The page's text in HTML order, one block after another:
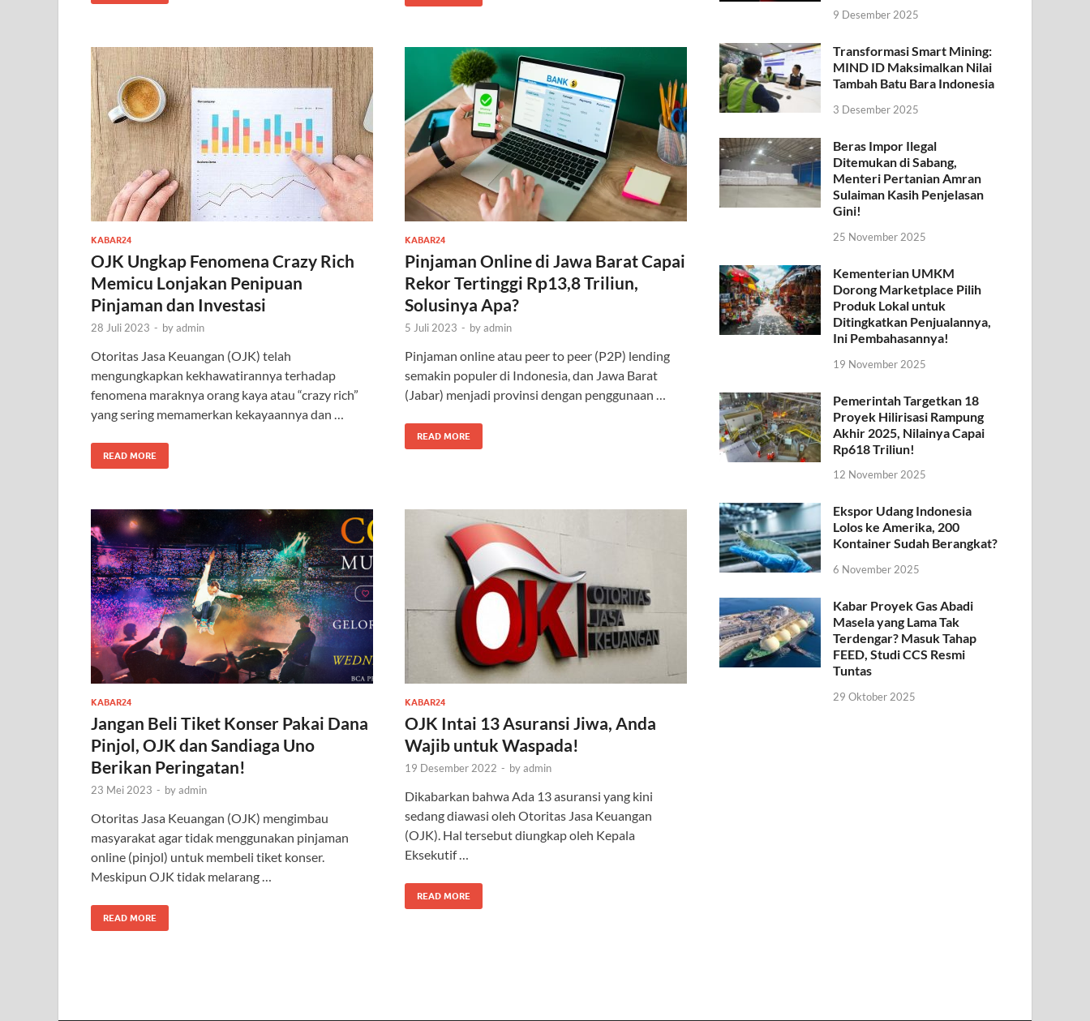
KABAR24
OJK Ungkap Fenomena Crazy Rich
Memicu Lonjakan Penipuan
Pinjaman dan Investasi
28 Juli 2023 - byadmin
Otoritas Jasa Keuangan (OJK) telah
mengungkapkan kekhawatirannya terhadap
fenomena maraknya orang kaya atau “crazy rich”
yang sering memamerkan kekayaannya dan …
READ MORE
KABAR24
Pinjaman Online di Jawa Barat Capai
Rekor Tertinggi Rp13,8 Triliun,
Solusinya Apa?
5 Juli 2023 - byadmin
Pinjaman online atau peer to peer (P2P) lending
semakin populer di Indonesia, dan Jawa Barat
(Jabar) menjadi provinsi dengan penggunaan …
READ MORE
KABAR24
Jangan Beli Tiket Konser Pakai Dana
Pinjol, OJK dan Sandiaga Uno
Berikan Peringatan!
23 Mei 2023 - byadmin
Otoritas Jasa Keuangan (OJK) mengimbau
masyarakat agar tidak menggunakan pinjaman
online (pinjol) untuk membeli tiket konser.
Meskipun OJK tidak melarang …
READ MORE
KABAR24
OJK Intai 13 Asuransi Jiwa, Anda
Wajib untuk Waspada!
19 Desember 2022 - byadmin
Dikabarkan bahwa Ada 13 asuransi yang kini
sedang diawasi oleh Otoritas Jasa Keuangan
(OJK). Hal tersebut diungkap oleh Kepala
Eksekutif …
READ MORE
9 Desember 2025
Transformasi Smart Mining:
MIND ID Maksimalkan Nilai
Tambah Batu Bara Indonesia
3 Desember 2025
Beras Impor Ilegal
Ditemukan di Sabang,
Menteri Pertanian Amran
Sulaiman Kasih Penjelasan
Gini!
25 November 2025
Kementerian UMKM
Dorong Marketplace Pilih
Produk Lokal untuk
Ditingkatkan Penjualannya,
Ini Pembahasannya!
19 November 2025
Pemerintah Targetkan 18
Proyek Hilirisasi Rampung
Akhir 2025, Nilainya Capai
Rp618 Triliun!
12 November 2025
Ekspor Udang Indonesia
Lolos ke Amerika, 200
Kontainer Sudah Berangkat?
6 November 2025
Kabar Proyek Gas Abadi
Masela yang Lama Tak
Terdengar? Masuk Tahap
FEED, Studi CCS Resmi
Tuntas
29 Oktober 2025